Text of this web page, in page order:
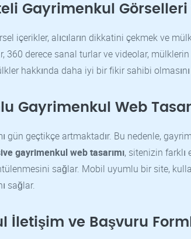
Gayrimenkul Görselleri
içerikler, alıcıların dikkatini çekmek ve
360 derece sanal turlar ve videolar,
hakkında daha iyi bir fikir sahibi
Gayrimenkul Web
gün geçtikçe artmaktadır. Bu nedenle,
gayrimenkul web tasarımı, sitenizin farklı
sağlar. Mobil uyumlu bir site,
sağlar.
İletişim ve Başvuru